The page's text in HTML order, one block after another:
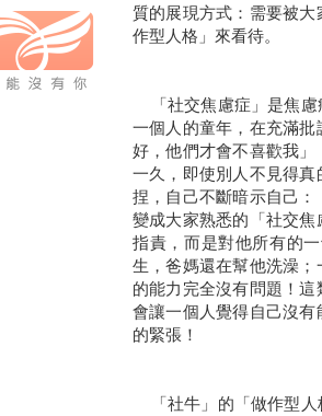
質的展現方式：需要被
作型人格」來看待。
「社交焦慮症」是焦慮
一個人的童年，在充滿
好，他們才會不喜歡我
一久，即使別人不見得
捏，自己不斷暗示自己
變成大家熟悉的「社交
指責，而是對他所有的
生，爸媽還在幫他洗澡
的能力完全沒有問題！
會讓一個人覺得自己沒
的緊張！
「社牛」的「做作型人